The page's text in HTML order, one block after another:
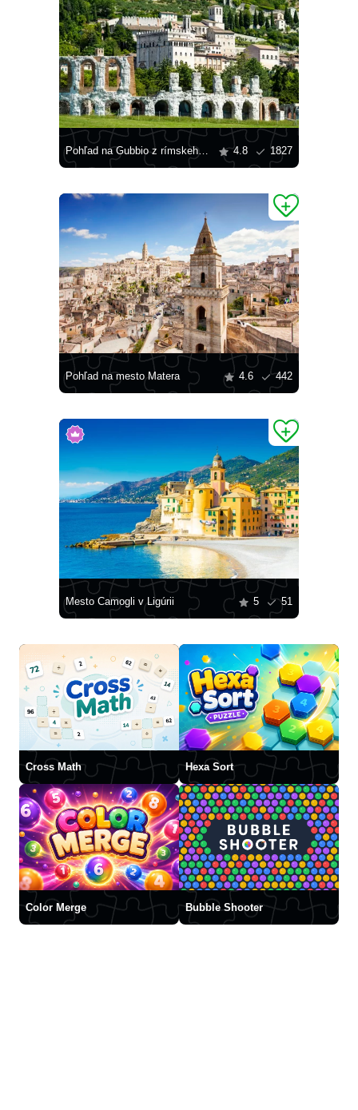
Pohľad na Gubbio z rímskeho divadla 4.8 1827
Pohľad na mesto Matera 4.6 442
Mesto Camogli v Ligúrii 5 51
Cross Math Hexa Sort
Color Merge Bubble Shooter